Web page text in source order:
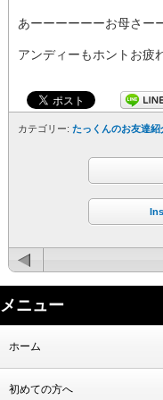
あーーーーーーお母さー
アンディーもホントお疲
カテゴリー: たっくんのお友達紹
メニュー
ホーム
初めての方へ